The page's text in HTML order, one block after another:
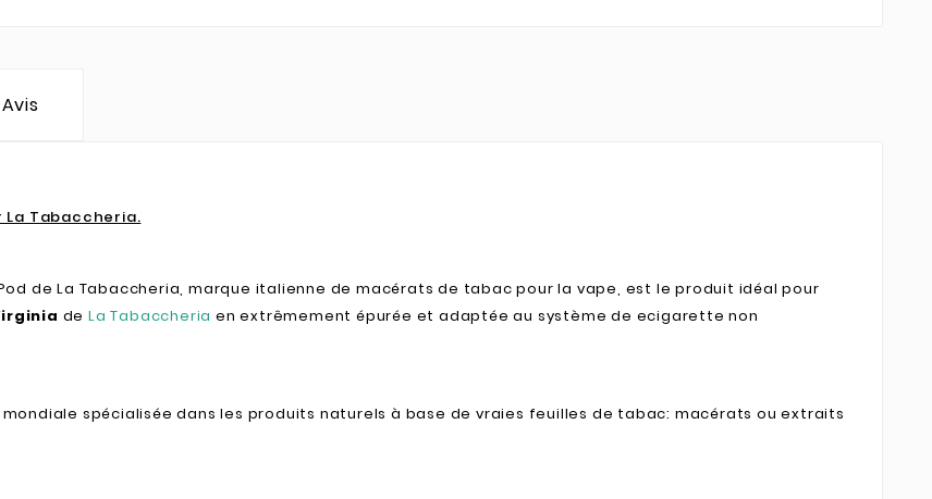
Avis
La Tabaccheria.
de La Tabaccheria, marque italienne de macérats de tabac pour la vape, est le produit idéal pour
deLa Tabaccheria en extrêmement épurée et adaptée au système de ecigarette non
spécialisée dans les produits naturels à base de vraies feuilles de tabac: macérats ou extraits